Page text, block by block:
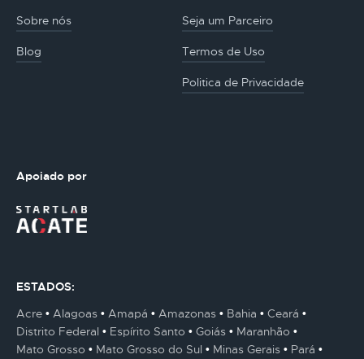
Sobre nós Seja um Parceiro
Blog Termos de Uso
Politica de Privacidade
Apoiado por
ESTADOS:
Acre
Alagoas Amapá Amazonas Bahia
Ceará
Distrito Federal
Espírito Santo Goiás
Maranhão
Mato Grosso
Mato Grosso do Sul Minas Gerais Pará